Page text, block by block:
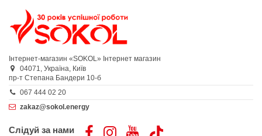
Інтернет-магазин «SOKOL» Інтернет магазин
04071, Україна, Київ
пр-т Степана Бандери 10-б
067 444 02 20
zakaz@sokol.energy
Слідуй за нами